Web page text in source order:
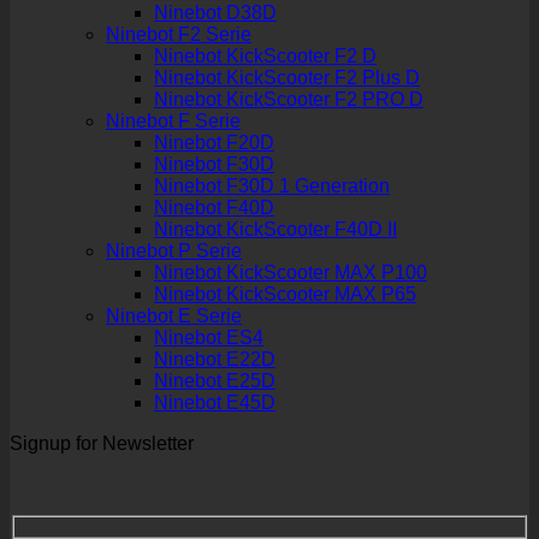
Ninebot D38D
Ninebot F2 Serie
Ninebot KickScooter F2 D
Ninebot KickScooter F2 Plus D
Ninebot KickScooter F2 PRO D
Ninebot F Serie
Ninebot F20D
Ninebot F30D
Ninebot F30D 1 Generation
Ninebot F40D
Ninebot KickScooter F40D II
Ninebot P Serie
Ninebot KickScooter MAX P100
Ninebot KickScooter MAX P65
Ninebot E Serie
Ninebot ES4
Ninebot E22D
Ninebot E25D
Ninebot E45D
Signup for Newsletter